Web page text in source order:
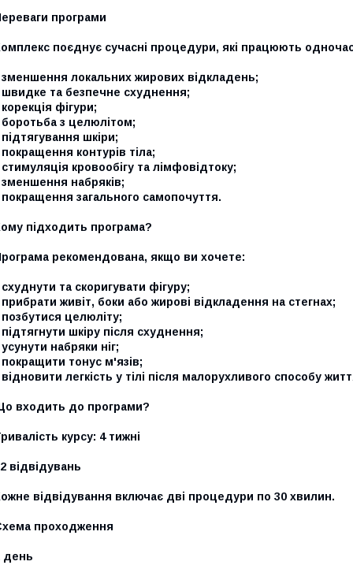
програми
поєднує сучасні процедури, які працюють
зменшення локальних жирових відкладень;
швидке та безпечне схуднення;
фігури;
боротьба з целюлітом;
шкіри;
контурів тіла;
кровообігу та лімфовідтоку;
зменшення набряків;
загального самопочуття.
підходить програма?
рекомендована, якщо ви хочете:
та скоригувати фігуру;
живіт, боки або жирові відкладення на стегнах;
целюліту;
шкіру після схуднення;
набряки ніг;
тонус м'язів;
легкість у тілі після малорухливого способу
входить до програми?
курсу: 4 тижні
відвідувань
відвідування включає дві процедури по 30 хвилин.
проходження
день